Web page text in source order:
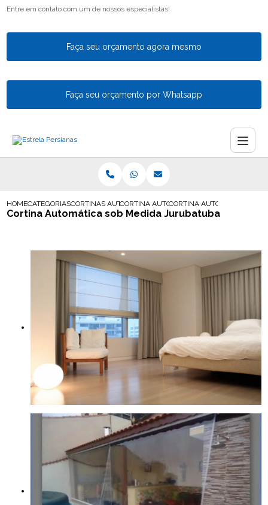
Entre em contato com um de nossos especialistas!
Faça seu orçamento agora mesmo
Faça seu orçamento por Whatsapp
HOMECATEGORIASCORTINAS AUTOMATICASCORTINA AUTOMATIZADACORTINA AUTOMATICA SOB
Cortina Automática sob Medida Jurubatuba